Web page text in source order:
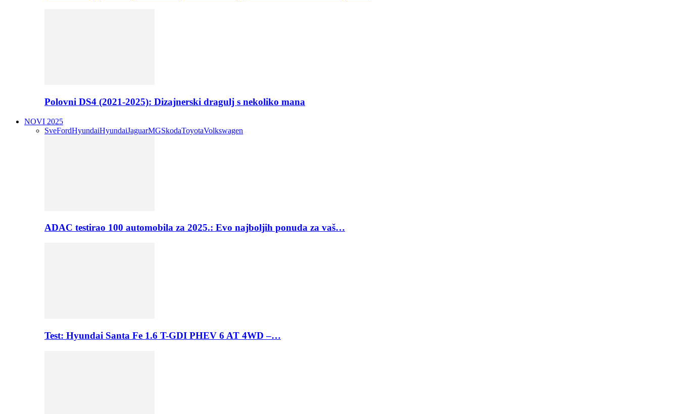
Polovni DS4 (2021-2025): Dizajnerski dragulj s nekoliko mana
NOVI 2025
SveFordHyundaiHyundaiJaguarMGSkodaToyotaVolkswagen
ADAC testirao 100 automobila za 2025.: Evo najboljih ponuda za vaš…
Test: Hyundai Santa Fe 1.6 T-GDI PHEV 6 AT 4WD –…